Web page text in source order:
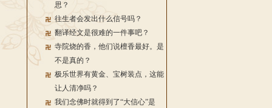
思？
往生者会发出什么信号吗？
翻译经文是很难的一件事吧？
寺院烧的香，他们说檀香最好。是
不是真的？
极乐世界有黄金、宝树装点，这能
让人清净吗？
我们念佛时就得到了“大信心”是